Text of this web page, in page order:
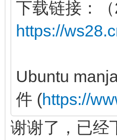
下载链接：（
https://
Ubuntu
件 (https://
谢谢了，已经